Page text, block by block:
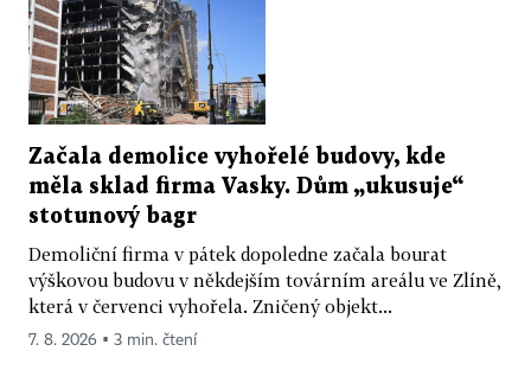
Začala demolice vyhořelé budovy, kde
měla sklad firma Vasky. Dům „ukusuje“
stotunový bagr
Demoliční firma v pátek dopoledne začala bourat
výškovou budovu v někdejším továrním areálu ve Zlíně,
která v červenci vyhořela. Zničený objekt...
7. 8. 2026 ▪ 3 min. čtení